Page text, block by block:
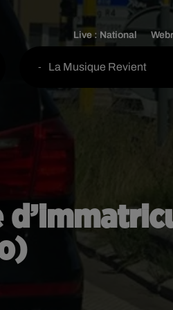
Live : National
- La Musique Revient